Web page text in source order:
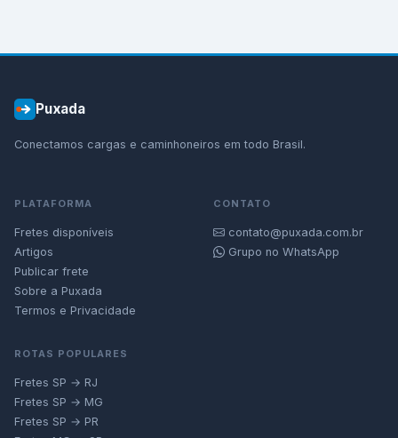
Puxada
Conectamos cargas e caminhoneiros em todo Brasil.
PLATAFORMA
Fretes disponíveis
Artigos
Publicar frete
Sobre a Puxada
Termos e Privacidade
CONTATO
contato@puxada.com.br
Grupo no WhatsApp
ROTAS POPULARES
Fretes SP → RJ
Fretes SP → MG
Fretes SP → PR